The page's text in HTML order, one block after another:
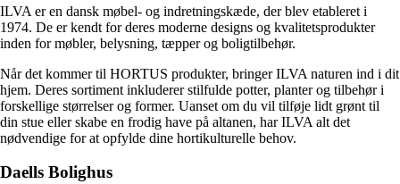
ILVA er en dansk møbel- og indretningskæde, der blev etableret i
1974. De er kendt for deres moderne designs og kvalitetsprodukter
inden for møbler, belysning, tæpper og boligtilbehør.
Når det kommer til HORTUS produkter, bringer ILVA naturen ind i dit
hjem. Deres sortiment inkluderer stilfulde potter, planter og tilbehør i
forskellige størrelser og former. Uanset om du vil tilføje lidt grønt til
din stue eller skabe en frodig have på altanen, har ILVA alt det
nødvendige for at opfylde dine hortikulturelle behov.
Daells Bolighus